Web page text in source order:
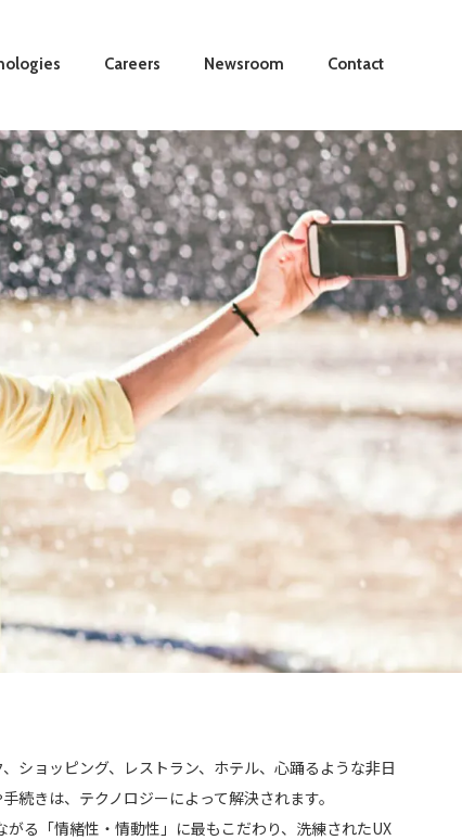
Careers Newsroom Contact
ショッピング、レストラン、ホテル、心踊るような非日
続きは、テクノロジーによって解決されます。
る「情緒性・情動性」に最もこだわり、洗練されたUX